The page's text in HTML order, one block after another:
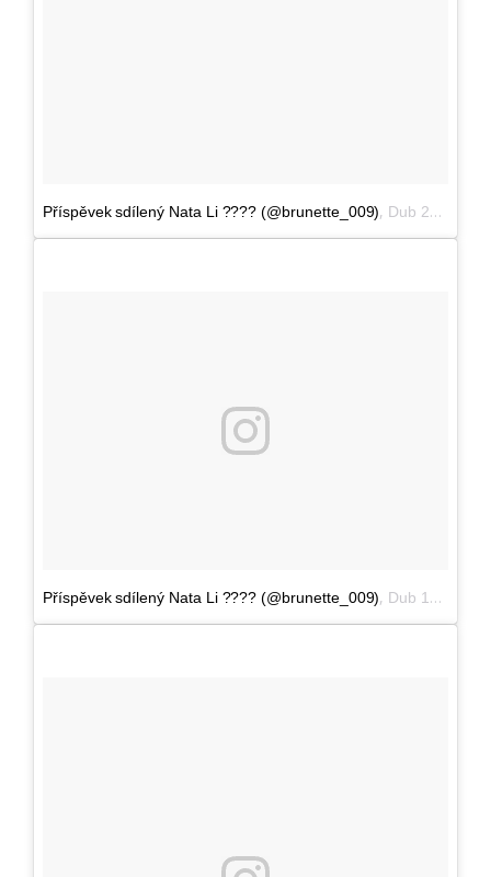
Příspěvek sdílený Nata Li ???? (@brunette_009), Dub 28, 2017 v 11:06 PDT
Příspěvek sdílený Nata Li ???? (@brunette_009), Dub 18, 2017 v 9:30 PDT